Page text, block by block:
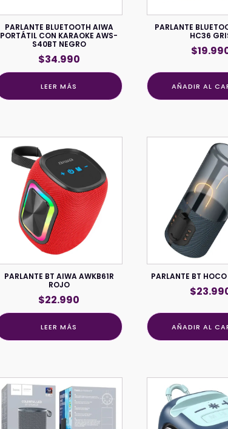
PARLANTE BLUETOOTH AIWA
PORTÁTIL CON KARAOKE AWS-
S40BT NEGRO
$34.990
LEER MÁS
PARLANTE
HC36
$
AÑADIR AL
PARLANTE BT AIWA AWKB61R
ROJO
$22.990
LEER MÁS
PARLANTE BT
$
AÑADIR AL